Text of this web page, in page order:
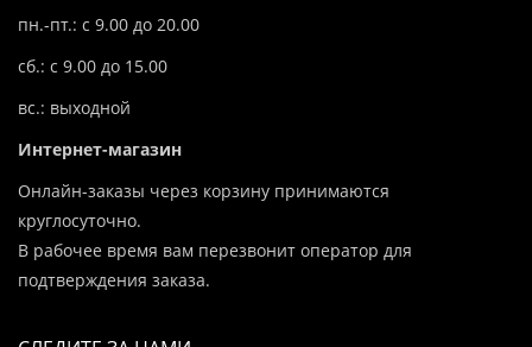
пн.-пт.: с 9.00 до 20.00
сб.: с 9.00 до 15.00
вс.: выходной
Интернет-магазин
Онлайн-заказы через корзину принимаются
круглосуточно.
В рабочее время вам перезвонит оператор для
подтверждения заказа.